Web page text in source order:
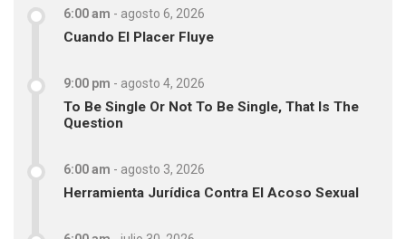
6:00 am - agosto 6, 2026
Cuando El Placer Fluye
9:00 pm - agosto 4, 2026
To Be Single Or Not To Be Single, That Is The
Question
6:00 am - agosto 3, 2026
Herramienta Jurídica Contra El Acoso Sexual